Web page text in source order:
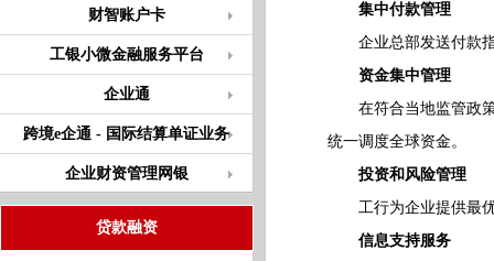
财智账户卡
工银小微金融服务平台
企业通
跨境e企通 - 国际结算单证业务
企业财资管理网银
贷款融资
集中付款管理
企业总部发送付款指
资金集中管理
在符合当地监管政策
统一调度全球资金。
投资和风险管理
工行为企业提供最优
信息支持服务